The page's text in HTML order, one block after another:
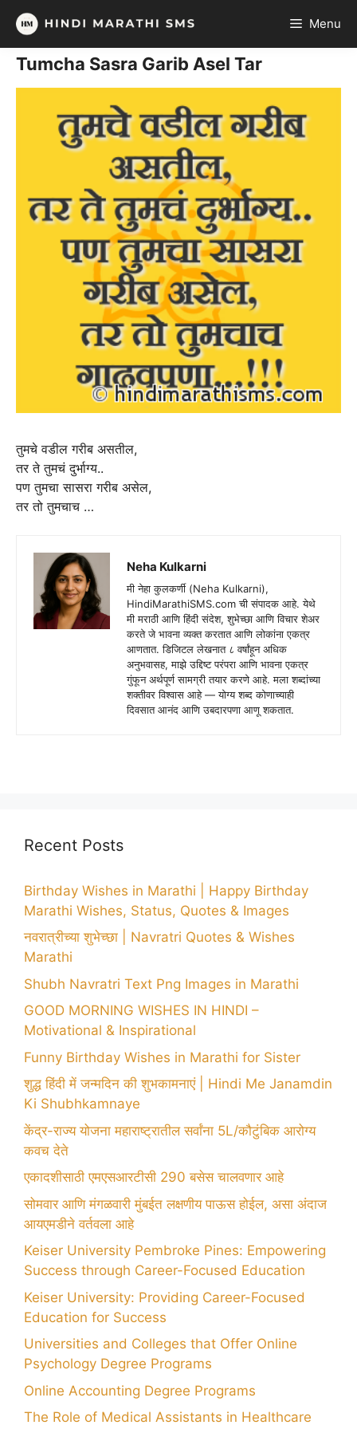
Skip
content
Menu
Tumcha Sasra Garib Asel Tar
तुमचे वडील गरीब असतील,
तर ते तुमचं दुर्भाग्य..
पण तुमचा सासरा गरीब असेल,
तर तो तुमचाच …
Neha Kulkarni
मी नेहा कुलकर्णी (Neha Kulkarni),
HindiMarathiSMS.com ची संपादक आहे. येथे
मी मराठी आणि हिंदी संदेश, शुभेच्छा आणि विचार शेअर
करते जे भावना व्यक्त करतात आणि लोकांना एकत्र
आणतात. डिजिटल लेखनात ८ वर्षांहून अधिक
अनुभवासह, माझे उद्दिष्ट परंपरा आणि भावना एकत्र
गुंफून अर्थपूर्ण सामग्री तयार करणे आहे. मला शब्दांच्या
शक्तीवर विश्वास आहे — योग्य शब्द कोणाच्याही
दिवसात आनंद आणि उबदारपणा आणू शकतात.
Recent Posts
Birthday Wishes in Marathi | Happy Birthday
Marathi Wishes, Status, Quotes & Images
नवरात्रीच्या शुभेच्छा | Navratri Quotes & Wishes
Marathi
Shubh Navratri Text Png Images in Marathi
GOOD MORNING WISHES IN HINDI –
Motivational & Inspirational
Funny Birthday Wishes in Marathi for Sister
शुद्ध हिंदी में जन्मदिन की शुभकामनाएं | Hindi Me Janamdin
Ki Shubhkamnaye
केंद्र-राज्य योजना महाराष्ट्रातील सर्वांना 5L/कौटुंबिक आरोग्य
कवच देते
एकादशीसाठी एमएसआरटीसी 290 बसेस चालवणार आहे
सोमवार आणि मंगळवारी मुंबईत लक्षणीय पाऊस होईल, असा अंदाज
आयएमडीने वर्तवला आहे
Keiser University Pembroke Pines: Empowering
Success through Career-Focused Education
Keiser University: Providing Career-Focused
Education for Success
Universities and Colleges that Offer Online
Psychology Degree Programs
Online Accounting Degree Programs
The Role of Medical Assistants in Healthcare